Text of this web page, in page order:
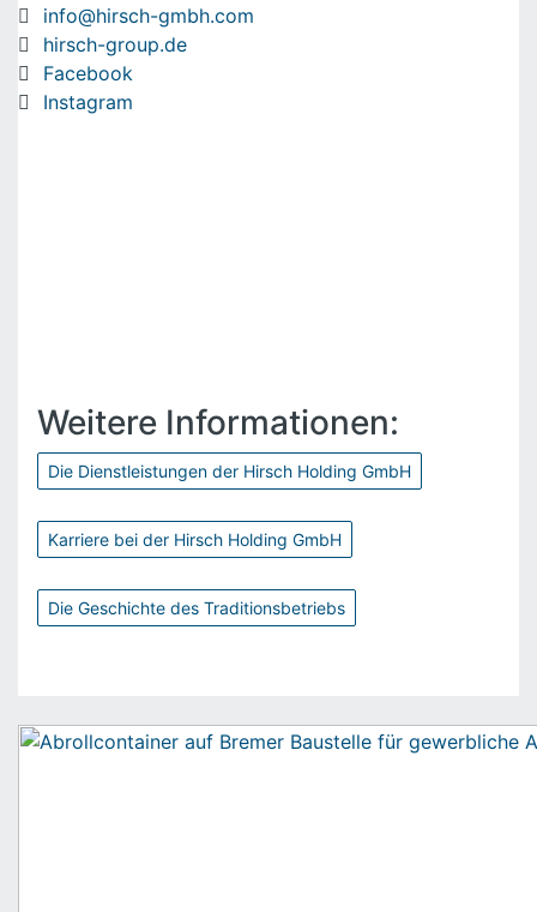
info@hirsch-gmbh.com
hirsch-group.de
Facebook
Instagram
Weitere Informationen:
Die Dienstleistungen der Hirsch Holding GmbH
Karriere bei der Hirsch Holding GmbH
Die Geschichte des Traditionsbetriebs